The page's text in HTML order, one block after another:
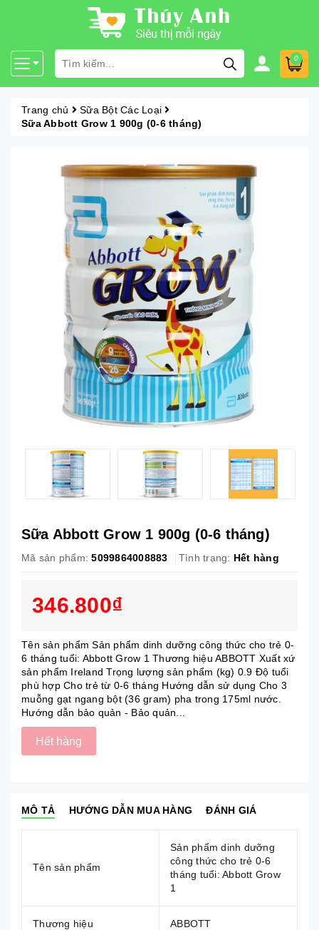
0
Trang chủ
Sữa Bột Các Loại
Sữa Abbott Grow 1 900g (0-6 tháng)
Sữa Abbott Grow 1 900g (0-6 tháng)
Mã sản phẩm: 5099864008883 Tình trạng: Hết hàng
346.800₫
Tên sản phẩm Sản phẩm dinh dưỡng công thức cho trẻ 0-
6 tháng tuổi: Abbott Grow 1 Thương hiệu ABBOTT Xuất xứ
sản phẩm Ireland Trọng lượng sản phẩm (kg) 0.9 Độ tuổi
phù hợp Cho trẻ từ 0-6 tháng Hướng dẫn sử dụng Cho 3
muỗng gạt ngang bột (36 gram) pha trong 175ml nước.
Hướng dẫn bảo quản - Bảo quản...
Hết hàng
MÔ TẢ HƯỚNG DẪN MUA HÀNG ĐÁNH GIÁ
Tên sản phẩm
Sản phẩm dinh dưỡng
công thức cho trẻ 0-6
tháng tuổi: Abbott Grow
1
Thương hiệu ABBOTT